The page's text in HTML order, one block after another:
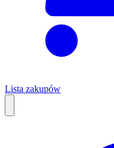
Lista zakupów